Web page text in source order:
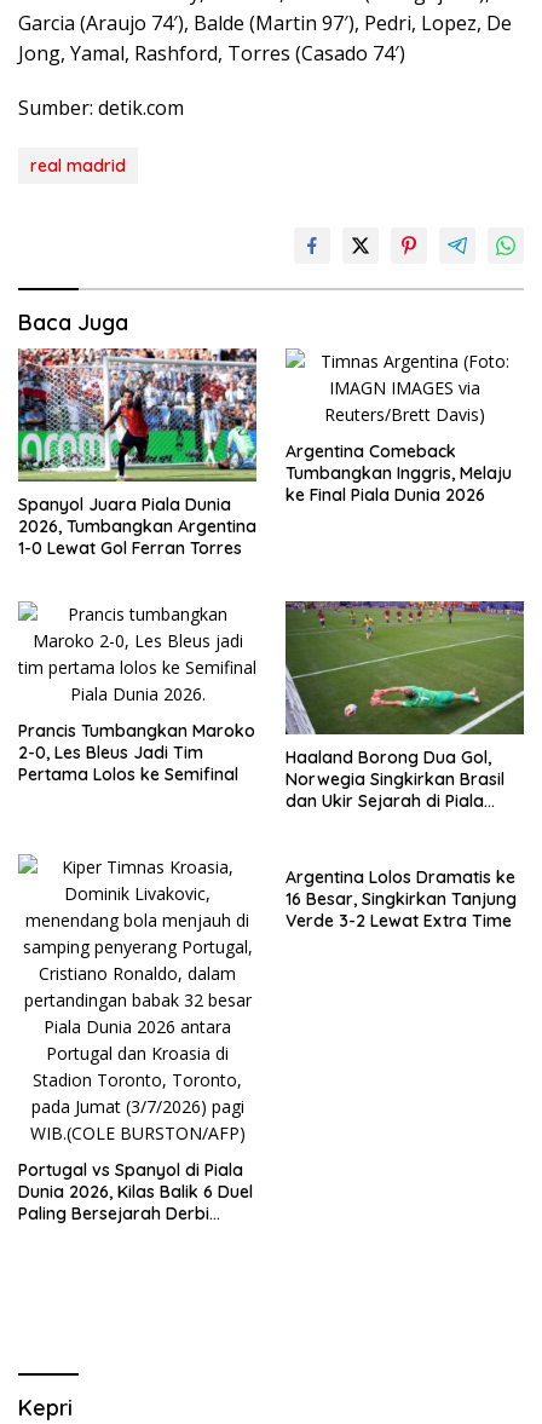
Garcia (Araujo 74′), Balde (Martin 97′), Pedri, Lopez, De
Jong, Yamal, Rashford, Torres (Casado 74′)
Sumber: detik.com
real madrid
Baca Juga
Spanyol Juara Piala Dunia
2026, Tumbangkan Argentina
1-0 Lewat Gol Ferran Torres
Argentina Comeback
Tumbangkan Inggris, Melaju
ke Final Piala Dunia 2026
Prancis Tumbangkan Maroko
2-0, Les Bleus Jadi Tim
Pertama Lolos ke Semifinal
Haaland Borong Dua Gol,
Norwegia Singkirkan Brasil
dan Ukir Sejarah di Piala
Portugal vs Spanyol di Piala
Dunia 2026, Kilas Balik 6 Duel
Paling Bersejarah Derbi
Argentina Lolos Dramatis ke
16 Besar, Singkirkan Tanjung
Verde 3-2 Lewat Extra Time
Kepri